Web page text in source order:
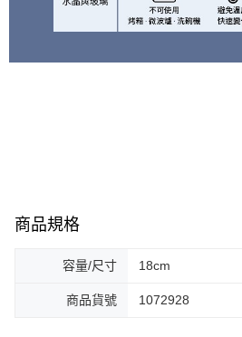
商品規格
容量/尺寸 18cm
商品貨號 1072928